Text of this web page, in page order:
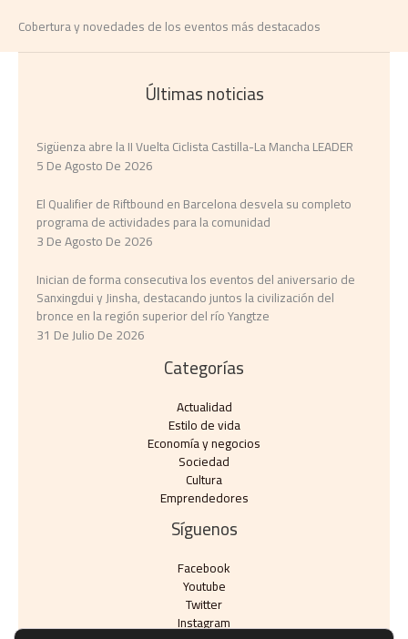
Cobertura y novedades de los eventos más destacados
Últimas noticias
Sigüenza abre la II Vuelta Ciclista Castilla-La Mancha LEADER
5 De Agosto De 2026
El Qualifier de Riftbound en Barcelona desvela su completo
programa de actividades para la comunidad
3 De Agosto De 2026
Inician de forma consecutiva los eventos del aniversario de
Sanxingdui y Jinsha, destacando juntos la civilización del
bronce en la región superior del río Yangtze
31 De Julio De 2026
Categorías
Actualidad
Estilo de vida
Economía y negocios​
Sociedad
Cultura
Emprendedores
Síguenos
Facebook
Youtube
Twitter
Instagram